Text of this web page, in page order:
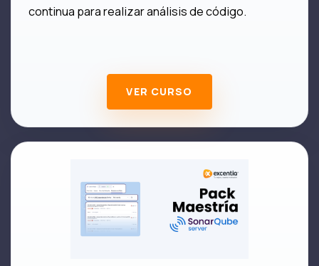
continua para realizar análisis de código.
VER CURSO